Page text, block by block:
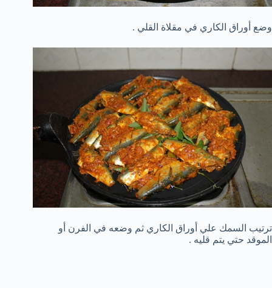
وضع أوراق الكاري في مقلاة القلي .
ترتيب السمك علي أوراق الكاري ثم وضعه في الفرن أو
الموقد حتي يتم قليه .